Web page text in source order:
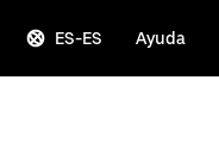
ES-ES Ayuda